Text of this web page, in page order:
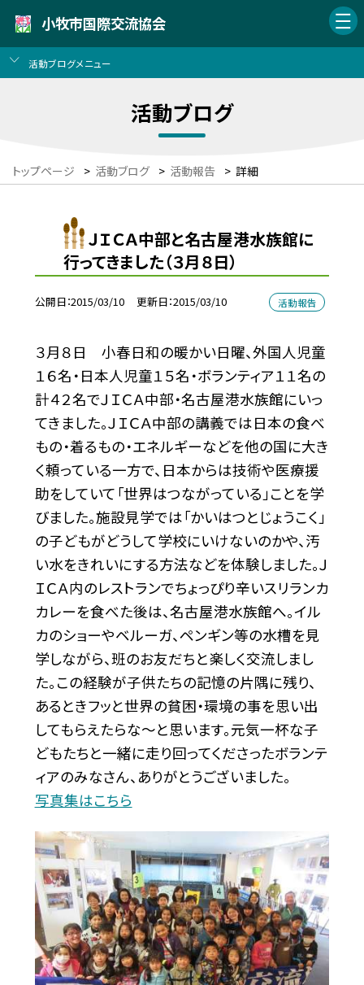
小牧市国際交流協会
活動ブログメニュー
活動ブログ
トップページ > 活動ブログ > 活動報告 > 詳細
ＪＩＣＡ中部と名古屋港水族館に
行ってきました（３月８日）
公開日 2015/03/10 更新日 2015/03/10 活動報告
３月８日 小春日和の暖かい日曜、外国人児童
１６名・日本人児童１５名・ボランティア１１名の
計４２名でＪＩＣＡ中部・名古屋港水族館にいっ
てきました。ＪＩＣＡ中部の講義では日本の食べ
もの・着るもの・エネルギーなどを他の国に大き
く頼っている一方で、日本からは技術や医療援
助をしていて「世界はつながっている」ことを学
びました。施設見学では「かいはつとじょうこく」
の子どもがどうして学校にいけないのかや、汚
い水をきれいにする方法などを体験しました。Ｊ
ＩＣＡ内のレストランでちょっぴり辛いスリランカ
カレーを食べた後は、名古屋港水族館へ。イル
カのショーやベルーガ、ペンギン等の水槽を見
学しながら、班のお友だちと楽しく交流しまし
た。この経験が子供たちの記憶の片隅に残り、
あるときフッと世界の貧困・環境の事を思い出
してもらえたらな〜と思います。元気一杯な子
どもたちと一緒に走り回ってくださったボランテ
ィアのみなさん、ありがとうございました。
写真集はこちら